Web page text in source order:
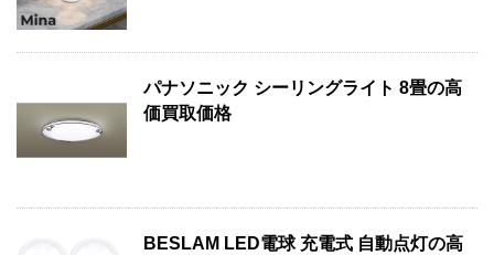
パナソニック シーリングライト 8畳の高
価買取価格
BESLAM LED電球 充電式 自動点灯の高